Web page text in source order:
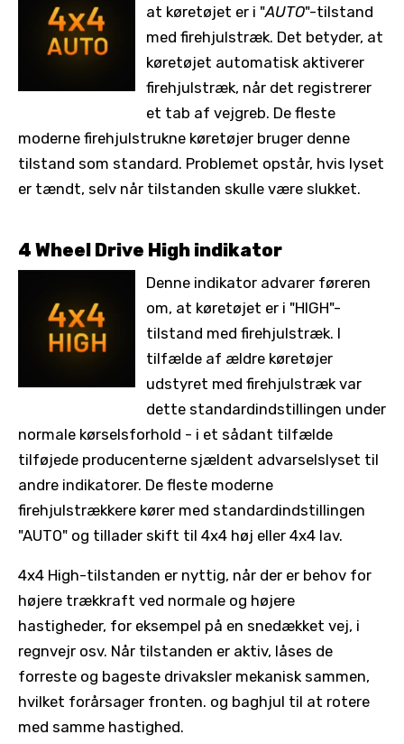
at køretøjet er i "AUTO"-tilstand
med firehjulstræk. Det betyder, at
køretøjet automatisk aktiverer
firehjulstræk, når det registrerer
et tab af vejgreb. De fleste
moderne firehjulstrukne køretøjer bruger denne
tilstand som standard. Problemet opstår, hvis lyset
er tændt, selv når tilstanden skulle være slukket.
4 Wheel Drive High indikator
Denne indikator advarer føreren
om, at køretøjet er i "HIGH"-
tilstand med firehjulstræk. I
tilfælde af ældre køretøjer
udstyret med firehjulstræk var
dette standardindstillingen under
normale kørselsforhold - i et sådant tilfælde
tilføjede producenterne sjældent advarselslyset til
andre indikatorer. De fleste moderne
firehjulstrækkere kører med standardindstillingen
"AUTO" og tillader skift til 4x4 høj eller 4x4 lav.
4x4 High-tilstanden er nyttig, når der er behov for
højere trækkraft ved normale og højere
hastigheder, for eksempel på en snedækket vej, i
regnvejr osv. Når tilstanden er aktiv, låses de
forreste og bageste drivaksler mekanisk sammen,
hvilket forårsager fronten. og baghjul til at rotere
med samme hastighed.